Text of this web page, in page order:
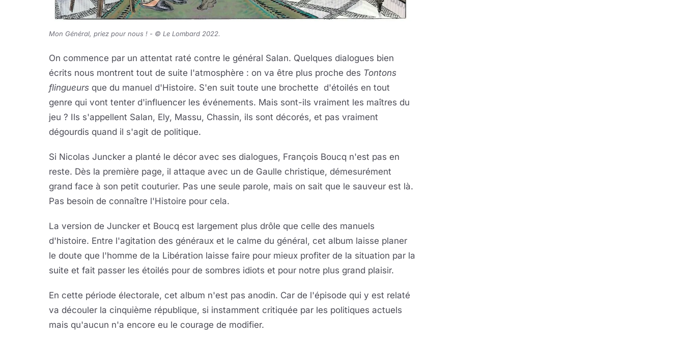
Mon Général, priez pour nous ! - © Le Lombard 2022.
On commence par un attentat raté contre le général Salan. Quelques dialogues bien
écrits nous montrent tout de suite l'atmosphère : on va être plus proche des Tontons
flingueurs que du manuel d'Histoire. S'en suit toute une brochette d'étoilés en tout
genre qui vont tenter d'influencer les événements. Mais sont-ils vraiment les maîtres du
jeu ? Ils s'appellent Salan, Ely, Massu, Chassin, ils sont décorés, et pas vraiment
dégourdis quand il s'agit de politique.
Si Nicolas Juncker a planté le décor avec ses dialogues, François Boucq n'est pas en
reste. Dès la première page, il attaque avec un de Gaulle christique, démesurément
grand face à son petit couturier. Pas une seule parole, mais on sait que le sauveur est là.
Pas besoin de connaître l'Histoire pour cela.
La version de Juncker et Boucq est largement plus drôle que celle des manuels
d'histoire. Entre l'agitation des généraux et le calme du général, cet album laisse planer
le doute que l'homme de la Libération laisse faire pour mieux profiter de la situation par la
suite et fait passer les étoilés pour de sombres idiots et pour notre plus grand plaisir.
En cette période électorale, cet album n'est pas anodin. Car de l'épisode qui y est relaté
va découler la cinquième république, si instamment critiquée par les politiques actuels
mais qu'aucun n'a encore eu le courage de modifier.